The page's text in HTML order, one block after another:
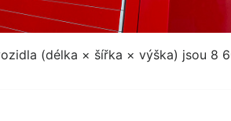
(délka × šířka × výška) jsou 8